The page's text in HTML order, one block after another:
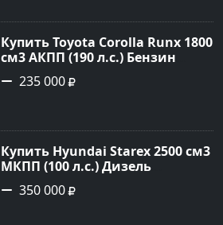
Авторынок23
Купить Toyota Corolla Runx 1800
см3 АКПП (190 л.с.) Бензин
инжектор в Тихорецк: цвет
Серый Хетчбэк 2002 года по
Авторынок23
235 000
Купить Hyundai Starex 2500 см3
МКПП (100 л.с.) Дизель
турбонаддув в Краснодар:
цвет белый Фургон 2014 года
350 000